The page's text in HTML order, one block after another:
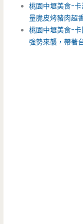
桃園中壢美食-
量脆皮烤豬肉超
桃園中壢美食-
強勢來襲，帶著